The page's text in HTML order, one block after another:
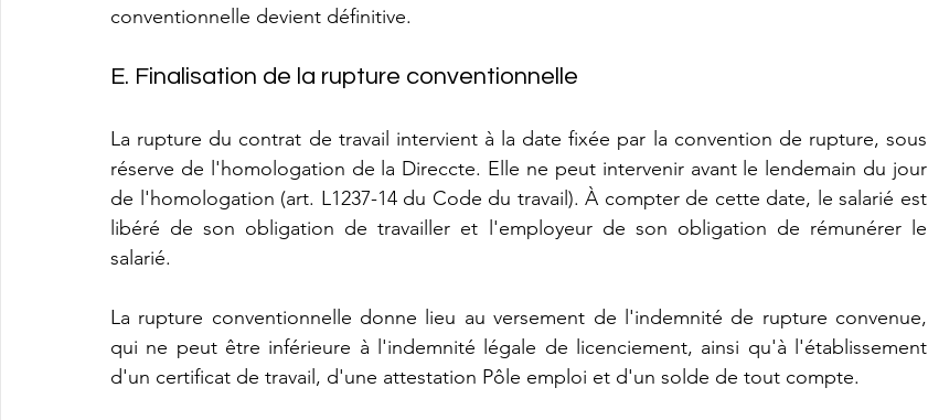
conventionnelle devient définitive.
E. Finalisation de la rupture conventionnelle
La rupture du contrat de travail intervient à la date fixée par la convention de rupture, sous
réserve de l'homologation de la Direccte. Elle ne peut intervenir avant le lendemain du jour
de l'homologation (art. L1237-14 du Code du travail). À compter de cette date, le salarié est
libéré de son obligation de travailler et l'employeur de son obligation de rémunérer le
salarié.
La rupture conventionnelle donne lieu au versement de l'indemnité de rupture convenue,
qui ne peut être inférieure à l'indemnité légale de licenciement, ainsi qu'à l'établissement
d'un certificat de travail, d'une attestation Pôle emploi et d'un solde de tout compte.